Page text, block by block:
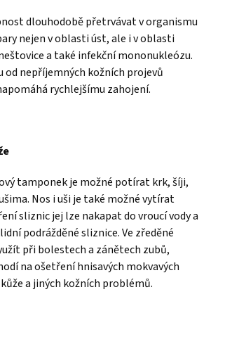
dlouhodobě přetrvávat v organismu
nejen v oblasti úst, ale i v oblasti
a také infekční mononukleózu.
nepříjemných kožních projevů
rychlejšímu zahojení.
tamponek je možné potírat krk, šíji,
Nos i uši je také možné vytírat
sliznic jej lze nakapat do vroucí vody a
podrážděné sliznice. Ve zředěné
při bolestech a zánětech zubů,
na ošetření hnisavých mokvavých
a jiných kožních problémů.